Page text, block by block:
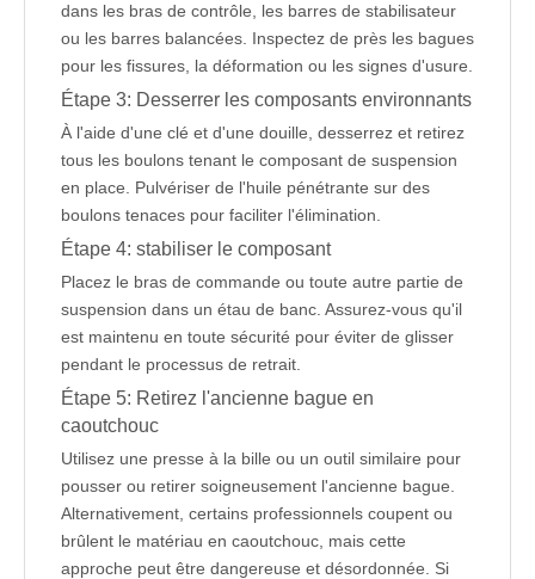
dans les bras de contrôle, les barres de stabilisateur
ou les barres balancées. Inspectez de près les bagues
pour les fissures, la déformation ou les signes d'usure.
Étape 3: Desserrer les composants environnants
À l'aide d'une clé et d'une douille, desserrez et retirez
tous les boulons tenant le composant de suspension
en place. Pulvériser de l'huile pénétrante sur des
boulons tenaces pour faciliter l'élimination.
Étape 4: stabiliser le composant
Placez le bras de commande ou toute autre partie de
suspension dans un étau de banc. Assurez-vous qu'il
est maintenu en toute sécurité pour éviter de glisser
pendant le processus de retrait.
Étape 5: Retirez l'ancienne bague en
caoutchouc
Utilisez une presse à la bille ou un outil similaire pour
pousser ou retirer soigneusement l'ancienne bague.
Alternativement, certains professionnels coupent ou
brûlent le matériau en caoutchouc, mais cette
approche peut être dangereuse et désordonnée. Si